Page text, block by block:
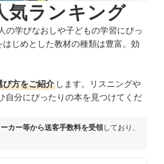
気ランキング
の学びなおしや子どもの学習にぴっ
じめとした教材の種類は豊富。効
び方をご紹介 します。リスニングや
自分にぴったりの本を見つけてくだ
カー等から送客手数料を受領しており、